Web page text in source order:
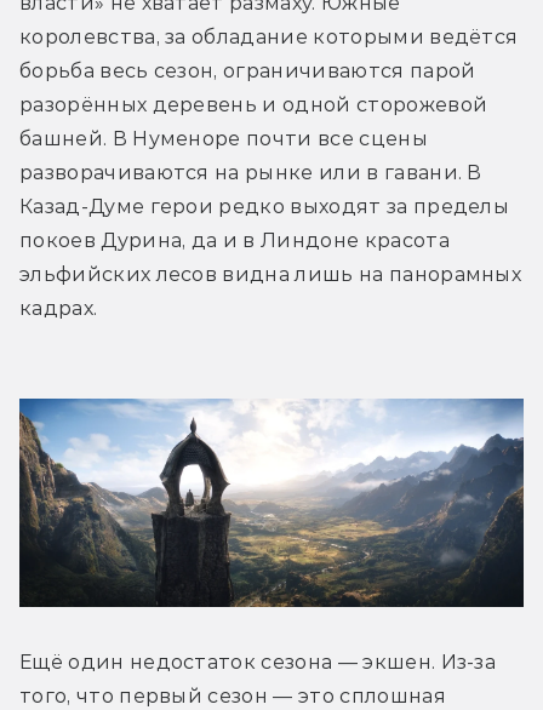
королевства, за обладание которыми ведётся
борьба весь сезон, ограничиваются парой
разорённых деревень и одной сторожевой
башней. В Нуменоре почти все сцены
разворачиваются на рынке или в гавани. В
Казад-Думе герои редко выходят за пределы
покоев Дурина, да и в Линдоне красота
эльфийских лесов видна лишь на панорамных
кадрах.
Ещё один недостаток сезона — экшен. Из-за
того, что первый сезон — это сплошная